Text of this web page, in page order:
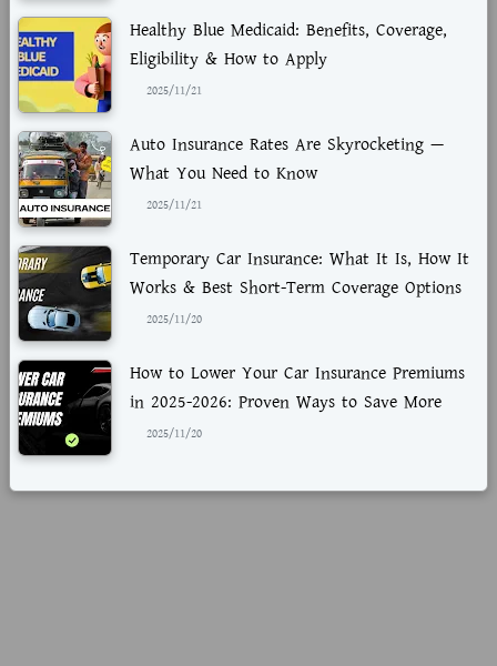
Healthy Blue Medicaid: Benefits, Coverage,
Eligibility & How to Apply
2025/11/21
Auto Insurance Rates Are Skyrocketing —
What You Need to Know
2025/11/21
Temporary Car Insurance: What It Is, How It
Works & Best Short-Term Coverage Options
2025/11/20
How to Lower Your Car Insurance Premiums
in 2025-2026: Proven Ways to Save More
2025/11/20